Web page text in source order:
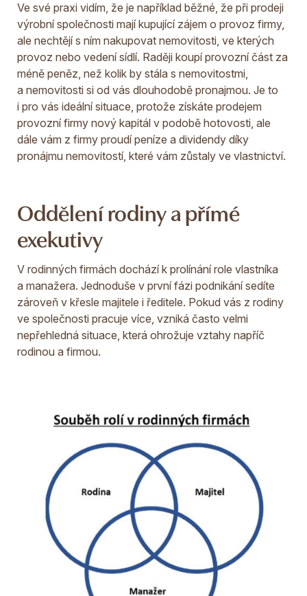
Ve své praxi vidím, že je například běžné, že při prodeji
výrobní společnosti mají kupující zájem o provoz firmy,
ale nechtějí s ním nakupovat nemovitosti, ve kterých
provoz nebo vedení sídlí. Raději koupí provozní část za
méně peněz, než kolik by stála s nemovitostmi,
a nemovitosti si od vás dlouhodobě pronajmou. Je to
i pro vás ideální situace, protože získáte prodejem
provozní firmy nový kapitál v podobě hotovosti, ale
dále vám z firmy proudí peníze a dividendy díky
pronájmu nemovitostí, které vám zůstaly ve vlastnictví.
Oddělení rodiny a přímé
exekutivy
V rodinných firmách dochází k prolínání role vlastníka
a manažera. Jednoduše v první fázi podnikání sedíte
zároveň v křesle majitele i ředitele. Pokud vás z rodiny
ve společnosti pracuje více, vzniká často velmi
nepřehledná situace, která ohrožuje vztahy napříč
rodinou a firmou.